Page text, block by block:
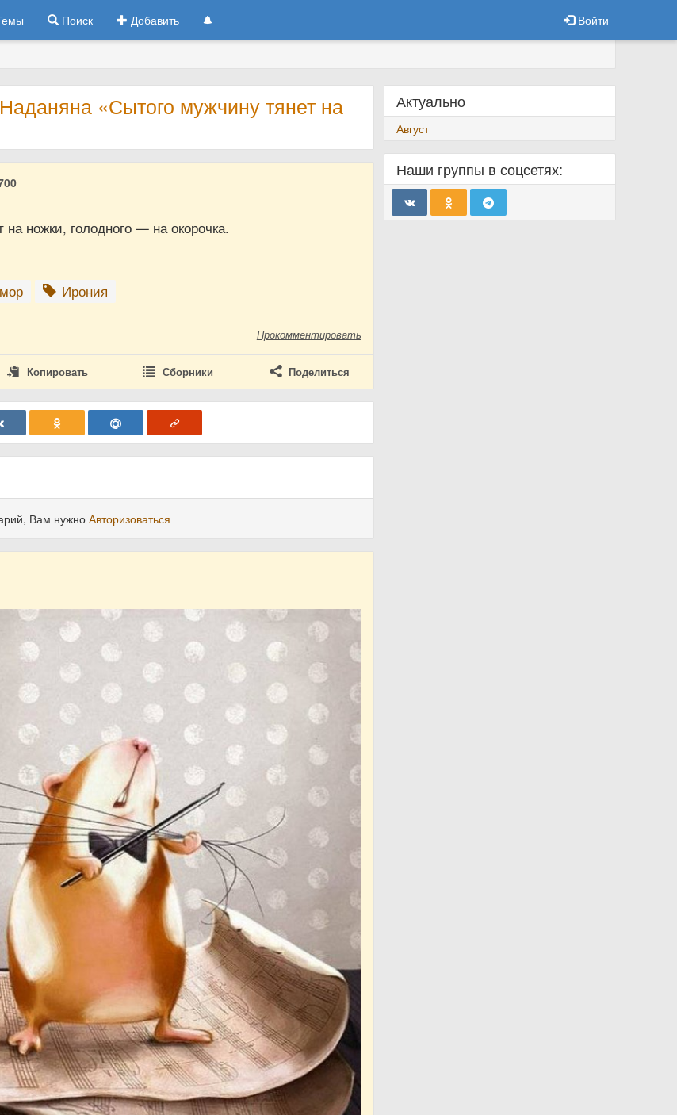
Поиск Добавить Войти
«Сытого мужчину тянет на
ножки, голодного — на окорочка.
Ирония
Прокомментировать
Копировать Сборники Поделиться
Вам нужноАвторизоваться
Актуально
Август
Наши группы в соцсетях: